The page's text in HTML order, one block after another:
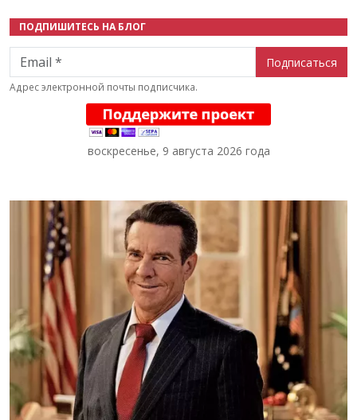
ПОДПИШИТЕСЬ НА БЛОГ
Email
Адрес электронной почты подписчика.
воскресенье, 9 августа 2026 года